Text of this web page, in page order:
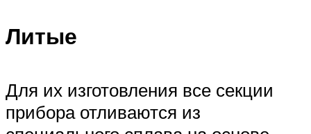
Литые
Для их изготовления все секции
прибора отливаются из